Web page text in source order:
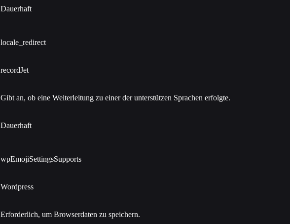
Dauerhaft
locale_redirect
recordJet
Gibt an, ob eine Weiterleitung zu einer der unterstützen Sprachen erfolgte.
Dauerhaft
wpEmojiSettingsSupports
Wordpress
Erforderlich, um Browserdaten zu speichern.